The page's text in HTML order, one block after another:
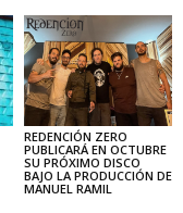
REDENCIÓN ZERO
PUBLICARÁ EN OCTUBRE
SU PRÓXIMO DISCO
BAJO LA PRODUCCIÓN DE
MANUEL RAMIL